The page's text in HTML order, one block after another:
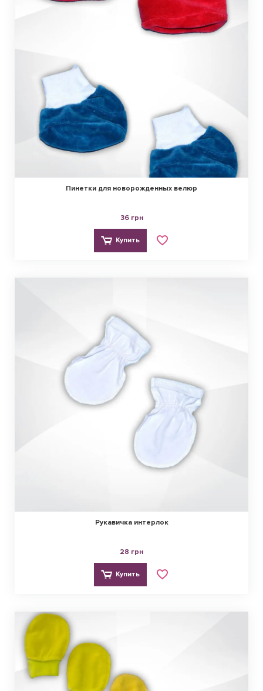
Пинетки для новорожденных велюр
36 грн
Купить
Рукавичка интерлок
28 грн
Купить